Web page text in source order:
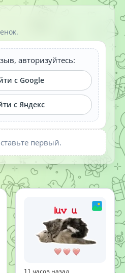
авторизуйтесь:
с Google
с Яндекс
первый.
11 часов назад